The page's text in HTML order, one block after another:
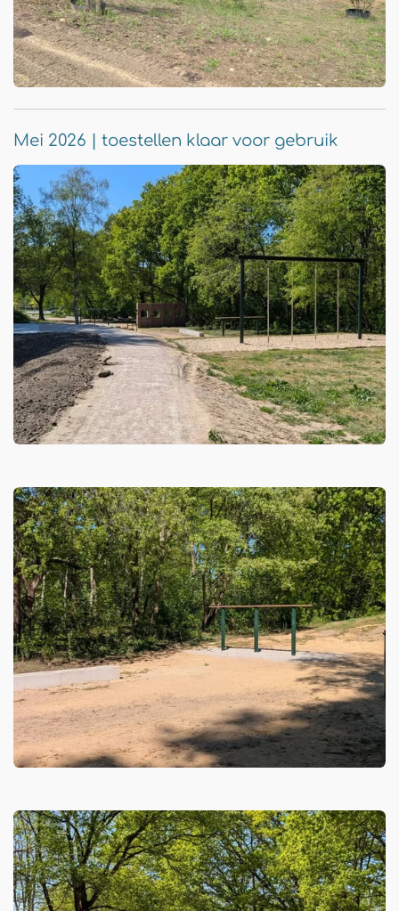
Mei 2026 | toestellen klaar voor gebruik